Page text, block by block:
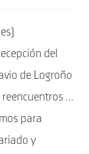
del
de Logroño
reencuentros …
para
y